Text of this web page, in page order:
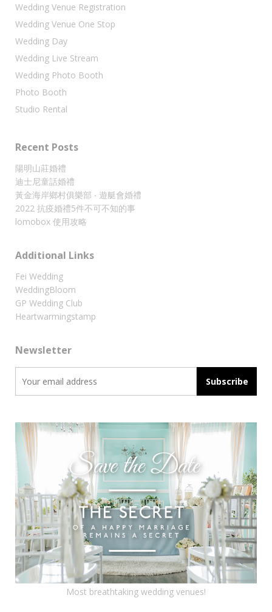
Wedding Venue Registration
Wedding Venue One Stop
Wedding Day
Wedding Live Stream
Wedding Photo Booth
Photo Booth
Studio Rental
Recent Posts
陽明山莊婚禮
迪士尼童話婚禮
黃金海岸鄉村俱樂部 ‧ 遊艇會婚禮
2022 抗疫婚禮5件不可不知的事
lomobox 使用攻略
Additional Links
Fei Wedding
WeddingBloom
GP Wedding Club
Heartwarmingstamp
Newsletter
Most breathtaking wedding venues!